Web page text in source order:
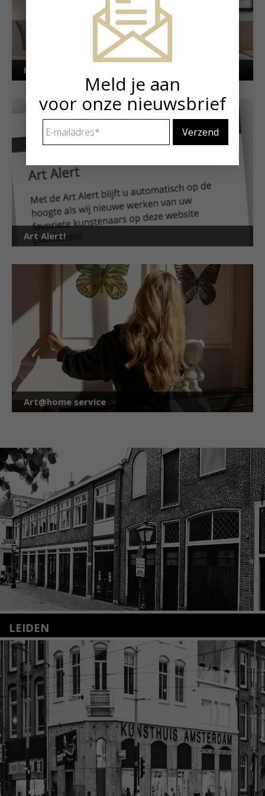
Kunstuitleen voor particulieren
Art Alert!
Art@home service
LEIDEN
Nieuwstraat 35
2312 KA Leiden
+31(0)71 – 52 84 480
info@kunsthuisleiden.nl
Lees meer
Meld je aan
voor onze nieuwsbrief
mailadres *